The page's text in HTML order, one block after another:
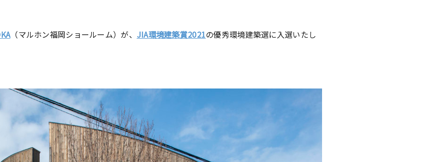
（マルホン福岡ショールーム）が、 JIA環境建築賞2021の優秀環境建築選に入選いたし